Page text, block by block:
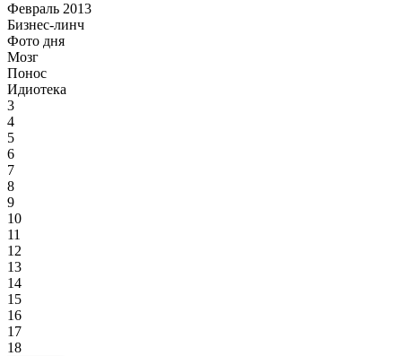
Февраль 2013
Бизнес-линч
Фото дня
Мозг
Понос
Идиотека
3
4
5
6
7
8
9
10
11
12
13
14
15
16
17
18